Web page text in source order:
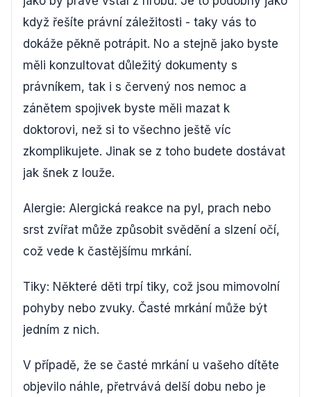
když řešíte právní záležitosti - taky vás to
dokáže pěkně potrápit. No a stejně jako byste
měli konzultovat důležitý dokumenty s
právníkem, tak i s červený nos nemoc a
zánětem spojivek byste měli mazat k
doktorovi, než si to všechno ještě víc
zkomplikujete. Jinak se z toho budete dostávat
jak šnek z louže.
Alergie: Alergická reakce na pyl, prach nebo
srst zvířat může způsobit svědění a slzení očí,
což vede k častějšímu mrkání.
Tiky: Některé děti trpí tiky, což jsou mimovolní
pohyby nebo zvuky. Časté mrkání může být
jedním z nich.
V případě, že se časté mrkání u vašeho dítěte
objevilo náhle, přetrvává delší dobu nebo je